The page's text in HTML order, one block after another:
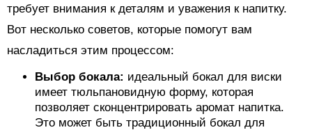
требует внимания к деталям и уважения к напитку.
Вот несколько советов, которые помогут вам
насладиться этим процессом:
Выбор бокала: идеальный бокал для виски
имеет тюльпановидную форму, которая
позволяет сконцентрировать аромат напитка.
Это может быть традиционный бокал для